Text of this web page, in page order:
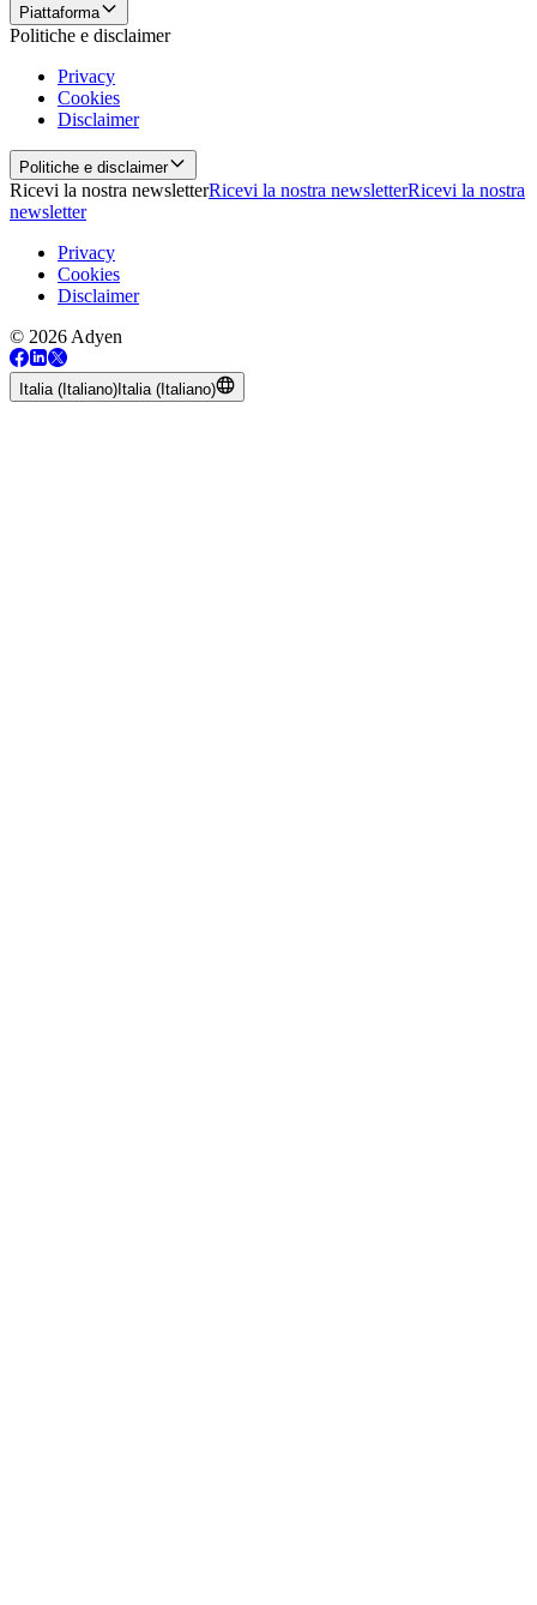
Piattaforma
Politiche e disclaimer
Privacy
Cookies
Disclaimer
Politiche e disclaimer
Ricevi la nostra newsletterRicevi la nostra newsletterRicevi la nostra
newsletter
Privacy
Cookies
Disclaimer
© 2026 Adyen
Italia (Italiano) Italia (Italiano)